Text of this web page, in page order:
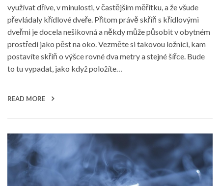
využívat dříve, v minulosti, v častějším měřítku, a že všude
převládaly křídlové dveře. Přitom právě skříň s křídlovými
dveřmi je docela nešikovná a někdy může působit v obytném
prostředí jako pěst na oko. Vezměte si takovou ložnici, kam
postavíte skříň o výšce rovné dva metry a stejné šířce. Bude
to tu vypadat, jako když položíte…
READ MORE